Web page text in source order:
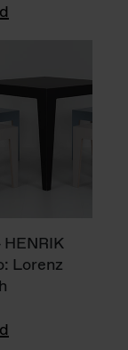
HENRIK
Lorenz